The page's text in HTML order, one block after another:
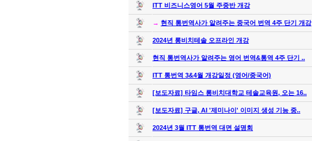
ITT 비즈니스영어 5월 주중반 개강
→ 현직 통번역사가 알려주는 중국어 번역 4주 단기 개강
2024년 롱비치테솔 오프라인 개강
현직 통번역사가 알려주는 영어 번역&통역 4주 단기 ..
ITT 통번역 3&4월 개강일정 (영어/중국어)
[보도자료] 타임스 롱비치대학교 테솔교육원, 오는 16..
[보도자료] 구글, AI '제미나이' 이미지 생성 기능 중..
2024년 3월 ITT 통번역 대면 설명회